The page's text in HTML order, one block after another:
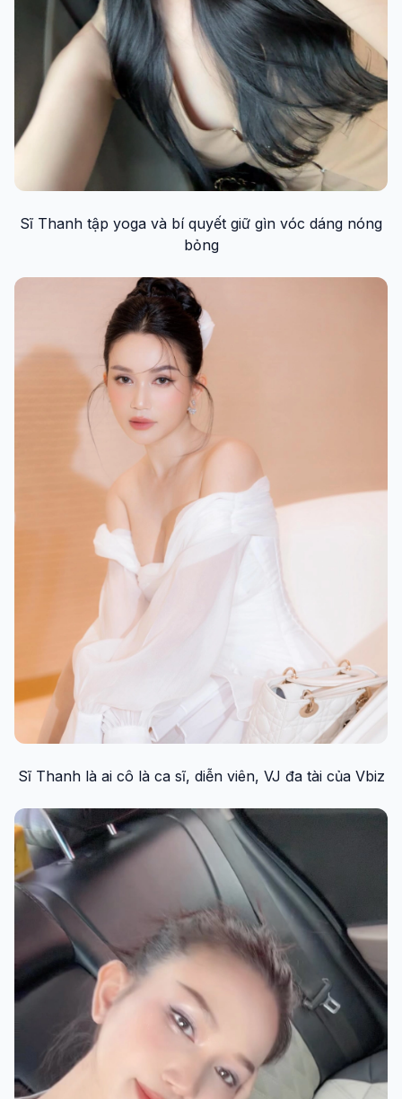
Sĩ Thanh tập yoga và bí quyết giữ gìn vóc dáng nóng
bỏng
Sĩ Thanh là ai cô là ca sĩ, diễn viên, VJ đa tài của Vbiz